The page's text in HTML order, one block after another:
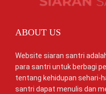
ABOUT US
Website siaran santri
para santri untuk berbagi
tentang kehidupan sehari-
santri dapat menulis dan